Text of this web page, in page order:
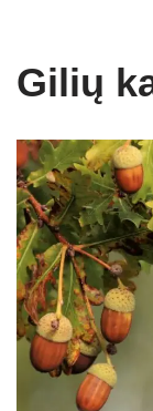
Gilių